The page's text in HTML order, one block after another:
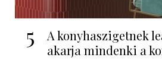
5
A konyhaszigetnek
akarja mindenki a